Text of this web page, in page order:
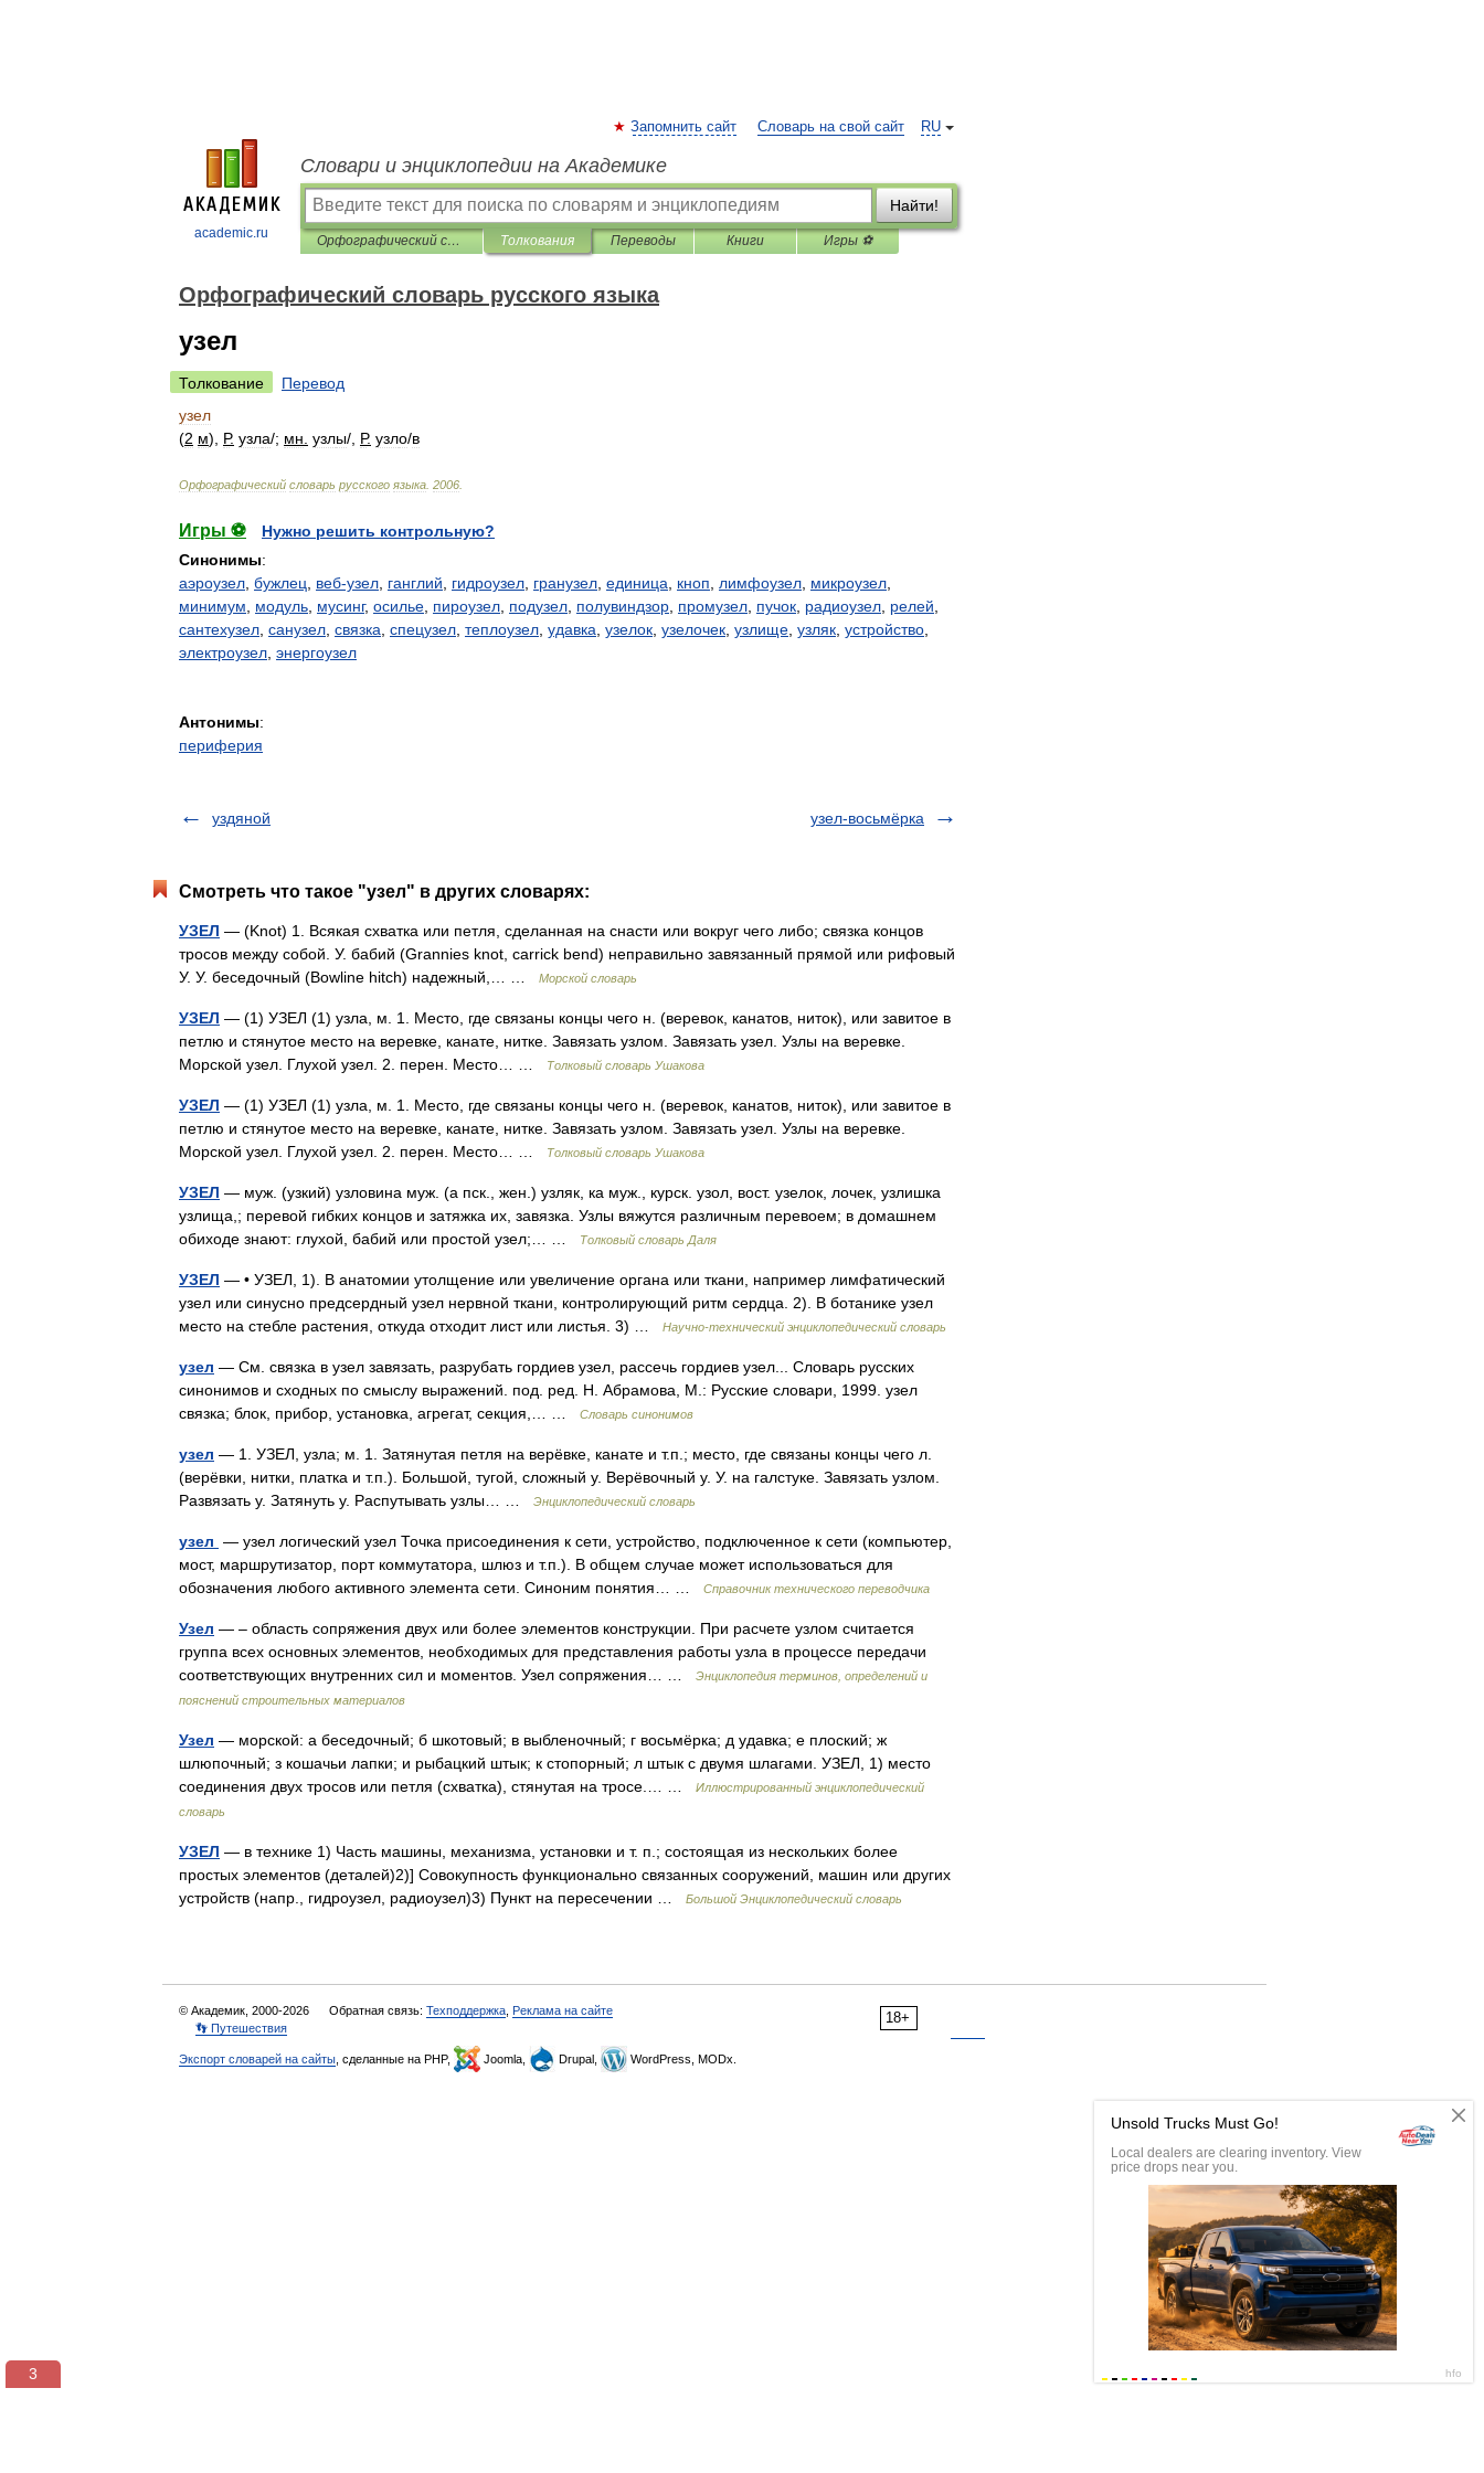
academic.ru
RU
Запомнить сайт Словарь на свой сайт
Словари и энциклопедии на Академике
Найти!
Орфографический словарь русского языка Толкования Переводы Книги Игры ⚽
Орфографический словарь русского языка
узел
Толкование
Перевод
узел
(2 м), Р. узла/; мн узлы/ Р. узло/в
Орфографический словарь русского языка 2006
Игры ⚽
Нужно решить контрольную?
Синонимы:
аэроузел бужлец веб-узел ганглий гидроузел гранузел единица кноп лимфоузел микроузел
минимум
модуль мусинг, осилье пироузел подузел полувиндзор промузел пучок радиоузел релей
сантехузел санузел связка спецузел теплоузел удавка узелок узелочек узлище узляк устройство
электроузел энергоузел
Антонимы:
периферия
уздяной узел-восьмёрка
Смотреть что такое "узел" в других словарях:
УЗЕЛ — (Knot) 1. Всякая схватка или петля, сделанная на снасти или вокруг чего либо; связка концов
тросов между собой. У. бабий (Grannies knot, carrick bend) неправильно завязанный прямой или рифовый
У. У. беседочный (Bowline hitch) надежный,… …
Морской словарь
УЗЕЛ — (1) УЗЕЛ (1) узла, м. 1. Место, где связаны концы чего н. (веревок, канатов, ниток), или завитое в
петлю и стянутое место на веревке, канате, нитке. Завязать узлом. Завязать узел. Узлы на веревке.
Морской узел. Глухой узел. 2. перен. Место… …
Толковый словарь Ушакова
УЗЕЛ — (1) УЗЕЛ (1) узла, м. 1. Место, где связаны концы чего н. (веревок, канатов, ниток), или завитое в
петлю и стянутое место на веревке, канате, нитке. Завязать узлом. Завязать узел. Узлы на веревке.
Морской узел. Глухой узел. 2. перен. Место… …
Толковый словарь Ушакова
УЗЕЛ — муж. (узкий) узловина муж. (а пск., жен.) узляк, ка муж., курск. узол, вост. узелок, лочек, узлишка
узлища,; перевой гибких концов и затяжка их, завязка. Узлы вяжутся различным перевоем; в домашнем
обиходе знают: глухой, бабий или простой узел;… …
Толковый словарь Даля
УЗЕЛ — • УЗЕЛ, 1). В анатомии утолщение или увеличение органа или ткани, например лимфатический
узел или синусно предсердный узел нервной ткани, контролирующий ритм сердца. 2). В ботанике узел
место на стебле растения, откуда отходит лист или листья. 3) …
Научно-технический энциклопедический словарь
узел — См. связка в узел завязать, разрубать гордиев узел, рассечь гордиев узел... Словарь русских
синонимов и сходных по смыслу выражений. под. ред. Н. Абрамова, М.: Русские словари, 1999. узел
связка; блок, прибор, установка, агрегат, секция,… …
Словарь синонимов
узел — 1. УЗЕЛ, узла; м. 1. Затянутая петля на верёвке, канате и т.п.; место, где связаны концы чего л.
(верёвки, нитки, платка и т.п.). Большой, тугой, сложный у. Верёвочный у. У. на галстуке. Завязать узлом.
Развязать у. Затянуть у. Распутывать узлы… …
Энциклопедический словарь
узел — узел логический узел Точка присоединения к сети, устройство, подключенное к сети (компьютер,
мост, маршрутизатор, порт коммутатора, шлюз и т.п.). В общем случае может использоваться для
обозначения любого активного элемента сети. Синоним понятия… …
Справочник технического переводчика
Узел — – область сопряжения двух или более элементов конструкции. При расчете узлом считается
группа всех основных элементов, необходимых для представления работы узла в процессе передачи
соответствующих внутренних сил и моментов. Узел сопряжения… …
Энциклопедия терминов, определений и
пояснений строительных материалов
Узел — морской: а беседочный; б шкотовый; в выбленочный; г восьмёрка; д удавка; е плоский; ж
шлюпочный; з кошачьи лапки; и рыбацкий штык; к стопорный; л штык с двумя шлагами. УЗЕЛ, 1) место
соединения двух тросов или петля (схватка), стянутая на тросе.… …
Иллюстрированный энциклопедический
словарь
УЗЕЛ — в технике 1) Часть машины, механизма, установки и т. п.; состоящая из нескольких более
простых элементов (деталей)2)] Совокупность функционально связанных сооружений, машин или других
устройств (напр., гидроузел, радиоузел)3) Пункт на пересечении …
Большой Энциклопедический словарь
18+
© Академик, 2000-2026 Обратная связь: Техподдержка Реклама на сайте
👣 Путешествия
Экспорт словарей на сайты , сделанные на PHP, Joomla, Drupal, WordPress, MODx.
3